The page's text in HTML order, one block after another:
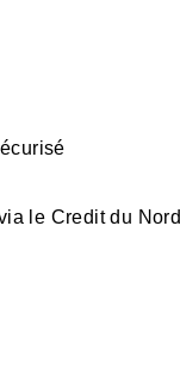
le Credit du Nord